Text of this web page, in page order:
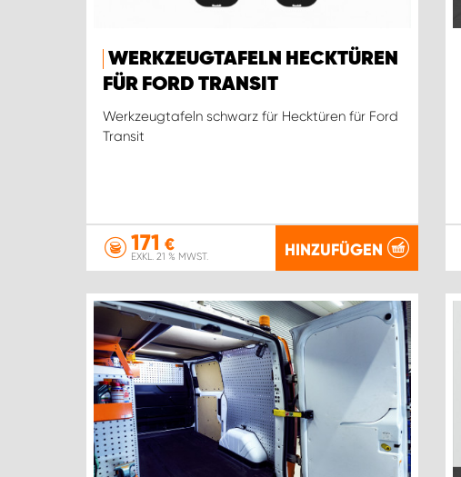
WERKZEUGTAFELN HECKTÜREN
FÜR FORD TRANSIT
Werkzeugtafeln schwarz für Hecktüren für Ford
Transit
171 €
EXKL. 21 % MWST. HINZUFÜGEN